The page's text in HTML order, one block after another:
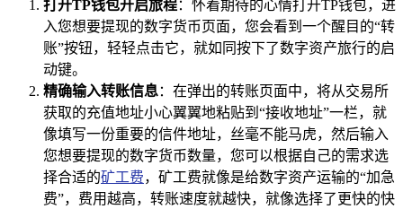
打开TP钱包开启旅程：怀着期待的心情打开TP钱包，进
入您想要提现的数字货币页面，您会看到一个醒目的“转
账”按钮，轻轻点击它，就如同按下了数字资产旅行的启
动键。
精确输入转账信息：在弹出的转账页面中，将从交易所
获取的充值地址小心翼翼地粘贴到“接收地址”一栏，就
像填写一份重要的信件地址，丝毫不能马虎，然后输入
您想要提现的数字货币数量，您可以根据自己的需求选
择合适的矿工费，矿工费就像是给数字资产运输的“加急
费”，费用越高，转账速度就越快，就像选择了更快的快